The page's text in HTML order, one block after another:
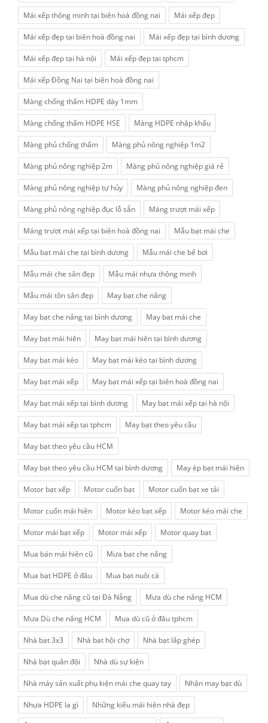
Mái xếp thông minh tại biên hoà đồng nai Mái xếp đẹp
Mái xếp đẹp tại biên hoà đồng nai Mái xếp đẹp tại bình dương
Mái xếp đẹp tại hà nội Mái xếp đẹp tại tphcm
Mái xếp Đồng Nai tại biên hoà đồng nai
Màng chống thấm HDPE dày 1mm
Màng chống thấm HDPE HSE Màng HDPE nhập khẩu
Màng phủ chống thấm Màng phủ nông nghiệp 1m2
Màng phủ nông nghiệp 2m Màng phủ nông nghiệp giá rẻ
Màng phủ nông nghiệp tự hủy Màng phủ nông nghiệp đen
Màng phủ nông nghiệp đục lỗ sẵn Máng trượt mái xếp
Máng trượt mái xếp tại biên hoà đồng nai Mẫu bạt mái che
Mẫu bạt mái che tại bình dương Mẫu mái che bể bơi
Mẫu mái che sân đẹp Mẫu mái nhựa thông minh
Mẫu mái tôn sân đẹp May bạt che nắng
May bạt che nắng tại bình dương May bạt mái che
May bạt mái hiên May bạt mái hiên tại bình dương
May bạt mái kéo May bạt mái kéo tại bình dương
May bạt mái xếp May bạt mái xếp tại biên hoà đồng nai
May bạt mái xếp tại bình dương May bạt mái xếp tại hà nội
May bạt mái xếp tại tphcm May bạt theo yêu cầu
May bạt theo yêu cầu HCM
May bạt theo yêu cầu HCM tại bình dương May ép bạt mái hiên
Motor bạt xếp Motor cuốn bạt Motor cuốn bạt xe tải
Motor cuốn mái hiên Motor kéo bạt xếp Motor kéo mái che
Motor mái bạt xếp Motor mái xếp Motor quay bạt
Mua bán mái hiên cũ Mưa bạt che nắng
Mua bạt HDPE ở đâu Mua bạt nuôi cá
Mua dù che nắng cũ tại Đà Nẵng Mưa dù che nắng HCM
Mưa Dù che nắng HCM Mua dù cũ ở đâu tphcm
Nhà bạt 3x3 Nhà bạt hội chợ Nhà bạt lắp ghép
Nhà bạt quân đội Nhà dù sự kiện
Nhà máy sản xuất phụ kiện mái che quay tay Nhận may bạt dù
Nhựa HDPE la gì Những kiểu mái hiên nhà đẹp